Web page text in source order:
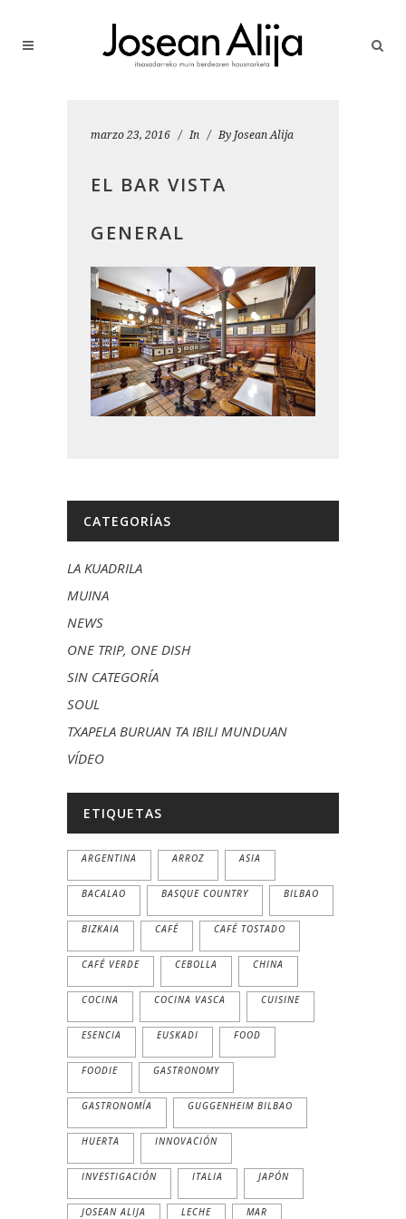
marzo 23, 2016 In By Josean Alija
EL BAR VISTA
GENERAL
CATEGORÍAS
LA KUADRILA
MUINA
NEWS
ONE TRIP, ONE DISH
SIN CATEGORÍA
SOUL
TXAPELA BURUAN TA IBILI MUNDUAN
VÍDEO
ETIQUETAS
ARGENTINA ARROZ ASIA
BACALAO BASQUE COUNTRY BILBAO
BIZKAIA CAFÉ CAFÉ TOSTADO
CAFÉ VERDE CEBOLLA CHINA
COCINA COCINA VASCA CUISINE
ESENCIA EUSKADI FOOD
FOODIE GASTRONOMY
GASTRONOMÍA GUGGENHEIM BILBAO
HUERTA INNOVACIÓN
INVESTIGACIÓN ITALIA JAPÓN
JOSEAN ALIJA LECHE MAR